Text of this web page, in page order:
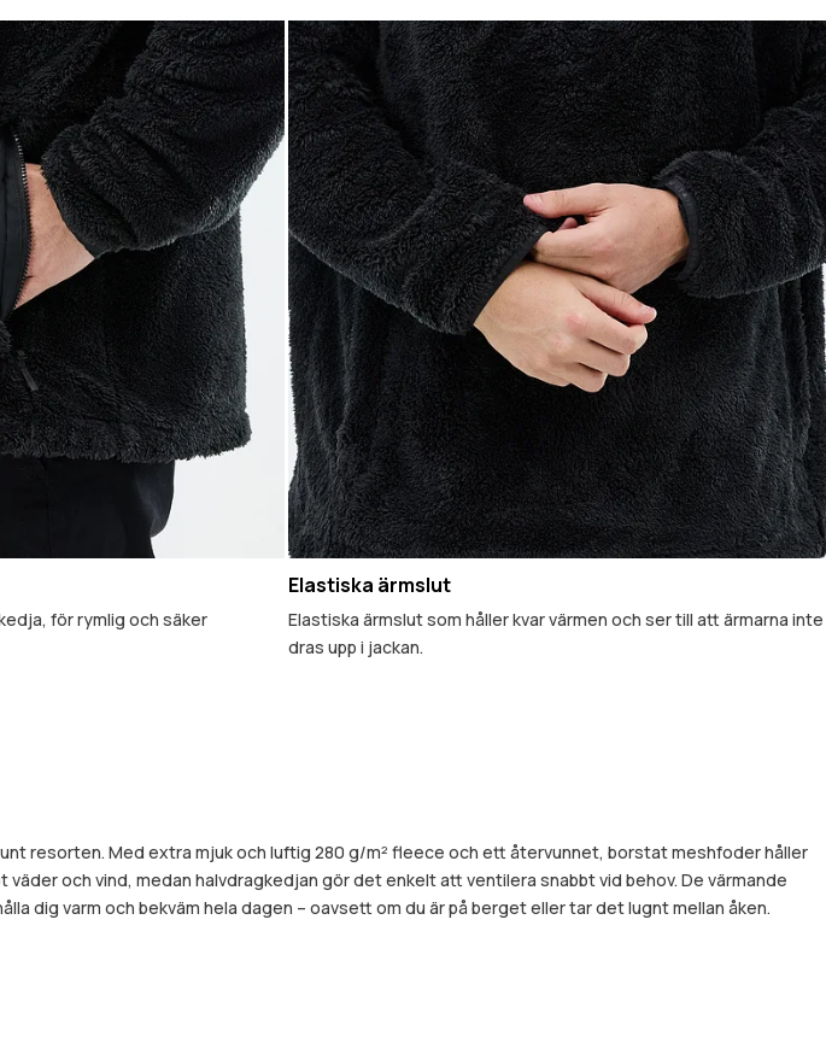
för rymlig och säker
Elastiska ärmslut
Elastiska ärmslut som håller kvar värmen och ser till att ärmarna inte
dras upp i jackan.
resorten. Med extra mjuk och luftig 280 g/m² fleece och ett återvunnet, borstat meshfoder håller
och vind, medan halvdragkedjan gör det enkelt att ventilera snabbt vid behov. De värmande
dig varm och bekväm hela dagen – oavsett om du är på berget eller tar det lugnt mellan åken.